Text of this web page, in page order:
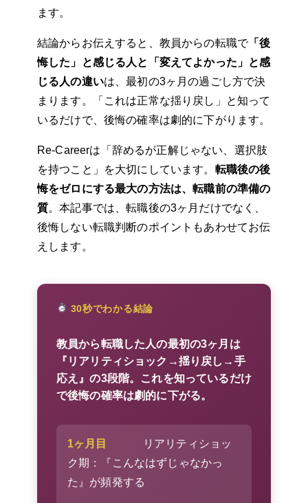
ます。
結論からお伝えすると、教員からの転職で「後
悔した」と感じる人と「変えてよかった」と感
じる人の違いは、最初の3ヶ月の過ごし方で決
まります。「これは正常な揺り戻し」と知って
いるだけで、後悔の確率は劇的に下がります。
Re-Careerは「辞めるが正解じゃない、選択肢
を持つこと」を大切にしています。 転職後の後
悔をゼロにする最大の方法は、転職前の準備の
質。本記事では、転職後の3ヶ月だけでなく、
後悔しない転職判断のポイントもあわせてお伝
えします。
30秒でわかる結論
教員から転職した人の最初の3ヶ月は
『リアリティショック→揺り戻し→手
応え』の3段階。これを知っているだけ
で後悔の確率は劇的に下がる。
1ヶ月目
リアリティショッ
ク期：『こんなはずじゃなかっ
た』が頻発する